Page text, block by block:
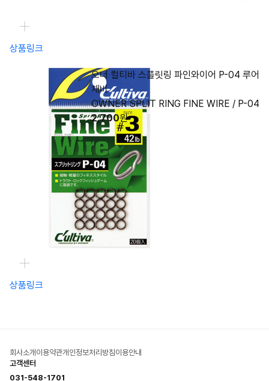
상품링크
오너 컬티바 스플릿링 파인와이어 P-04 루어
채비
OWNER SPLIT RING FINE WIRE / P-04
2,700원
상품링크
회사소개 이용약관개인정보처리방침이용안내
고객센터
031-548-1701